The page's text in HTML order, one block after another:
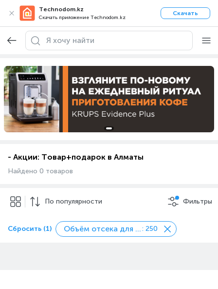
Technodom.kz
Скачать приложение Technodom.kz
Скачать
- Акции: Товар+подарок в Алматы
Найдено 0 товаров
По популярности Фильтры
Сбросить (1) Объём отсека для зерен, гр: 250